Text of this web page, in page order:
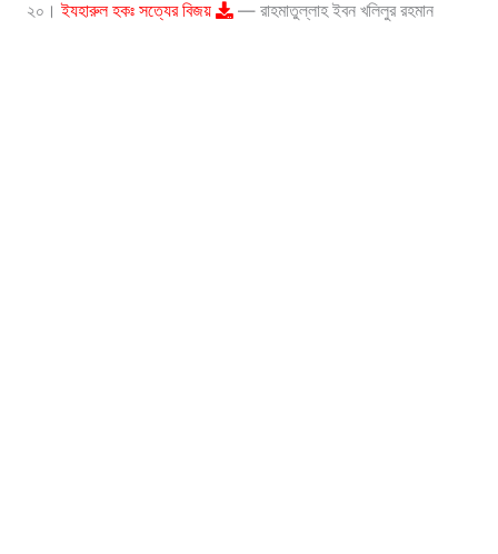
২০।ইযহারুল হকঃ সত্যের বিজয় — রাহমাতুল্লাহ ইবন খলিলুর রহমান